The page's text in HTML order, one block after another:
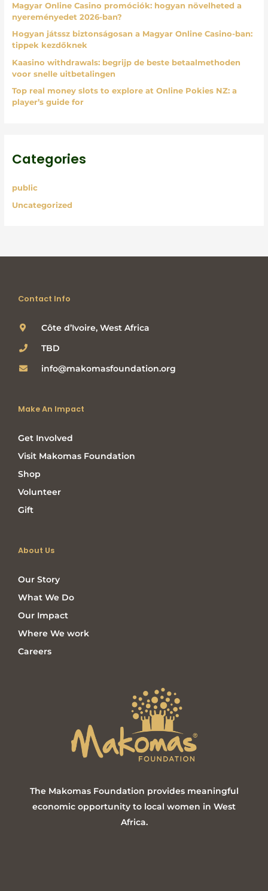
r
:
Magyar Online Casino promóciók: hogyan növelheted a
nyereményedet 2026-ban?
Hogyan játssz biztonságosan a Magyar Online Casino-ban:
tippek kezdőknek
Kaasino withdrawals: begrijp de beste betaalmethoden
voor snelle uitbetalingen
Top real money slots to explore at Online Pokies NZ: a
player’s guide for
Categories
public
Uncategorized
The Makomas Foundation provides meaningful
economic opportunity to local women in West
Africa.
About Us
Our Story
What We Do
Our Impact
Where We work
Careers
Make An Impact
Get Involved
Visit Makomas Foundation
Shop
Volunteer
Gift
Contact Info
Côte d’Ivoire, West Africa
TBD
info@makomasfoundation.org